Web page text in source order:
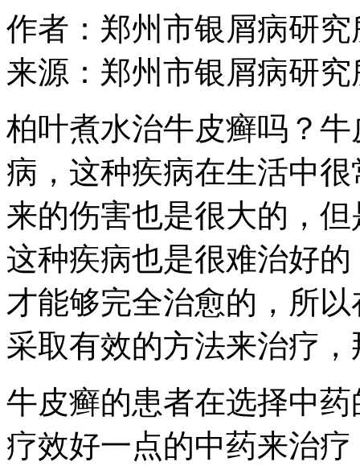
作者：郑州市银屑病研究
来源：郑州市银屑病研究
柏叶煮水治牛皮癣吗？
病，这种疾病在生活中
来的伤害也是很大的，
这种疾病也是很难治好
才能够完全治愈的，所
采取有效的方法来治疗
牛皮癣的患者在选择中
疗效好一点的中药来治